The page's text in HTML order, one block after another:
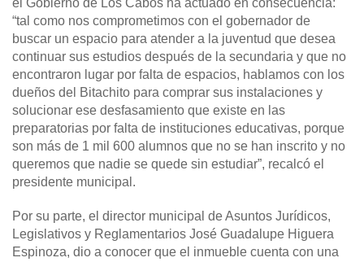
el Gobierno de Los Cabos ha actuado en consecuencia:
“tal como nos comprometimos con el gobernador de
buscar un espacio para atender a la juventud que desea
continuar sus estudios después de la secundaria y que no
encontraron lugar por falta de espacios, hablamos con los
dueños del Bitachito para comprar sus instalaciones y
solucionar ese desfasamiento que existe en las
preparatorias por falta de instituciones educativas, porque
son más de 1 mil 600 alumnos que no se han inscrito y no
queremos que nadie se quede sin estudiar”, recalcó el
presidente municipal.
Por su parte, el director municipal de Asuntos Jurídicos,
Legislativos y Reglamentarios José Guadalupe Higuera
Espinoza, dio a conocer que el inmueble cuenta con una